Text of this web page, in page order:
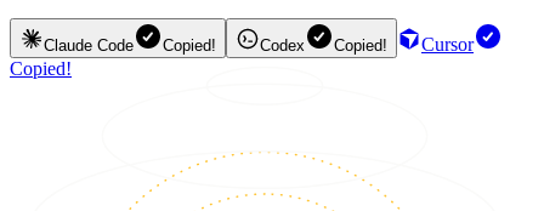
Claude Code Copied! Codex Copied!
Cursor
Copied!